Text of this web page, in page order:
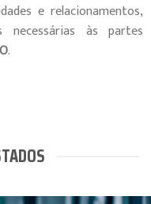
e relacionamentos,
às partes
.